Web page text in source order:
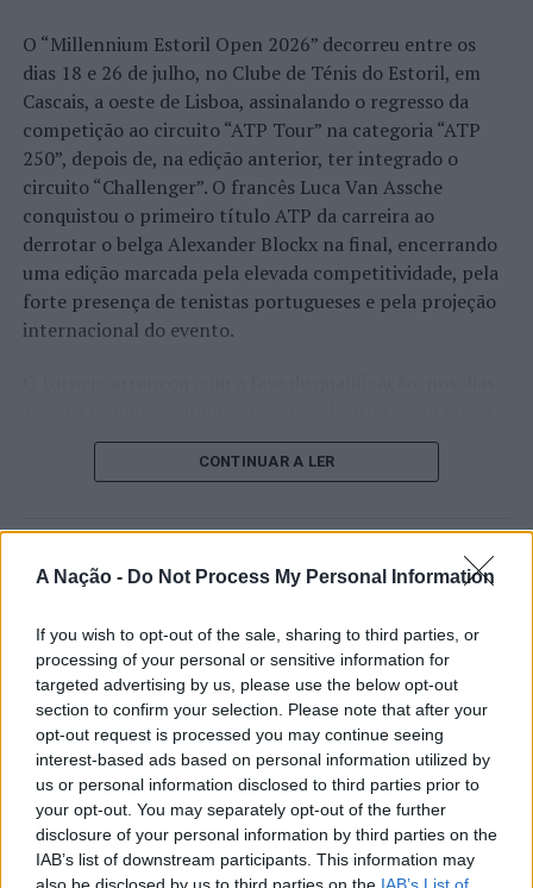
A Nação - Do Not Process My Personal Information
If you wish to opt-out of the sale, sharing to third parties, or
processing of your personal or sensitive information for
targeted advertising by us, please use the below opt-out
section to confirm your selection. Please note that after your
opt-out request is processed you may continue seeing
interest-based ads based on personal information utilized by
us or personal information disclosed to third parties prior to
your opt-out. You may separately opt-out of the further
disclosure of your personal information by third parties on the
IAB’s list of downstream participants. This information may
NÃO PERCA
Sintra promove sessão de técnicas para procura de
emprego
O “Millennium Estoril Open 2026” decorreu entre os
dias 18 e 26 de julho, no Clube de Ténis do Estoril, em
Cascais, a oeste de Lisboa, assinalando o regresso da
competição ao circuito “ATP Tour” na categoria “ATP
250”, depois de, na edição anterior, ter integrado o
circuito “Challenger”. O francês Luca Van Assche
conquistou o primeiro título ATP da carreira ao
derrotar o belga Alexander Blockx na final, encerrando
uma edição marcada pela elevada competitividade, pela
forte presença de tenistas portugueses e pela projeção
internacional do evento.
de um lugar no quadro principal. A cerimónia de
abertura contou com a presença do presidente da
acompanhado pelo executivo municipal, assinalando o
concelho no centro do calendário internacional do
Apesar das desistências de última hora de jogadores
como Casper Ruud (Noruega), Alejandro Davidovich
Fokina (Espanha) e Matteo Arnaldi (Itália), a prova
apresentou um quadro competitivo de elevado nível,
liderado pelo russo Andrey Rublev, primeiro cabeça de
série, pelo italiano Luciano Darderi, pelo chileno
Alejandro Tabilo e pelo belga Alexander Blockx.
Um dos momentos mais aguardados da semana foi
CONTINUAR A LER
ATUALIDADE
Internacional de Artes e Ofícios”
promete afirmar artesanato,
património e inovação como
“motores de desenvolvimento
económico e cultural” do município
português
Publicado 10 horas atrás on 07/08/2026